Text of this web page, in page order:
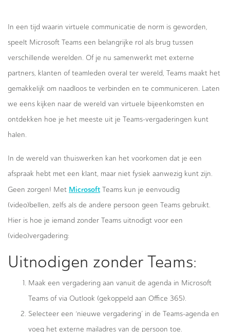
In een tijd waarin virtuele communicatie de norm is geworden,
speelt Microsoft Teams een belangrijke rol als brug tussen
verschillende werelden. Of je nu samenwerkt met externe
partners, klanten of teamleden overal ter wereld, Teams maakt het
gemakkelijk om naadloos te verbinden en te communiceren. Laten
we eens kijken naar de wereld van virtuele bijeenkomsten en
ontdekken hoe je het meeste uit je Teams-vergaderingen kunt
halen.
In de wereld van thuiswerken kan het voorkomen dat je een
afspraak hebt met een klant, maar niet fysiek aanwezig kunt zijn.
Geen zorgen! Met Microsoft Teams kun je eenvoudig
(video)bellen, zelfs als de andere persoon geen Teams gebruikt.
Hier is hoe je iemand zonder Teams uitnodigt voor een
(video)vergadering:
Uitnodigen zonder Teams:
Maak een vergadering aan vanuit de agenda in Microsoft
Teams of via Outlook (gekoppeld aan Office 365).
Selecteer een ‘nieuwe vergadering’ in de Teams-agenda en
voeg het externe mailadres van de persoon toe.